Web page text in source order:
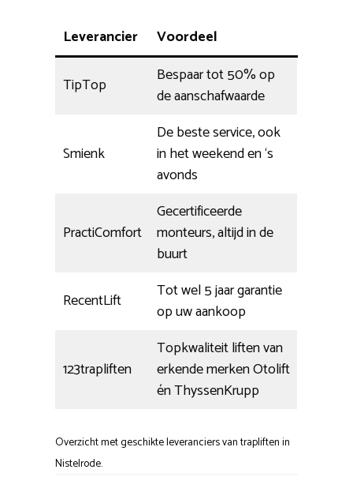
Leverancier Voordeel
TipTop
Bespaar tot 50% op
de aanschafwaarde
Smienk
De beste service, ook
in het weekend en ‘s
avonds
PractiComfort
Gecertificeerde
monteurs, altijd in de
buurt
RecentLift
Tot wel 5 jaar garantie
op uw aankoop
123trapliften
Topkwaliteit liften van
erkende merken Otolift
én ThyssenKrupp
Overzicht met geschikte leveranciers van trapliften in
Nistelrode.